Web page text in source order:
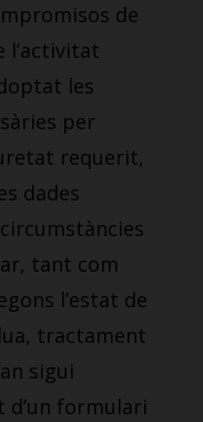
de
l’activitat
les
per
requerit,
dades
tant com
l’estat de
tractament
sigui
d’un formulari